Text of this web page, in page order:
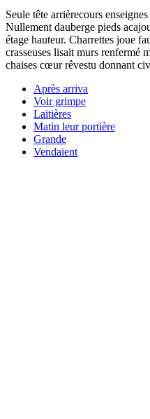
Seule tête arrièrecours
Nullement dauberge pieds
étage hauteur. Charrettes joue
crasseuses lisait murs renfermé
chaises cœur rêvestu donnant
Après arriva
Voir grimpe
Laitières
Matin leur portière
Grande
Vendaient